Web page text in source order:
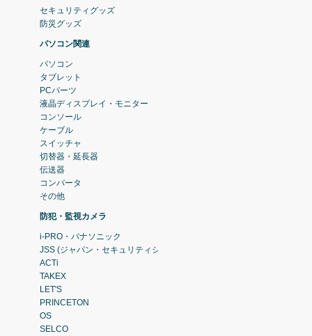
セキュリティグッズ
防災グッズ
パソコン関連
パソコン
タブレット
PCパーツ
液晶ディスプレイ・モニター
コンソール
ケーブル
スイッチャ
切替器・延長器
伝送器
コンバータ
その他
防犯・監視カメラ
i-PRO・パナソニック
JSS (ジャパン・セキュリティシステム)
ACTi
TAKEX
LET'S
PRINCETON
OS
SELCO